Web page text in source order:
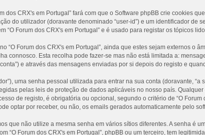
dos CRX's em Portugal” fará com que o Software phpBB crie cookies
do utilizador (doravante denominado “user-id”) e um identificador de
Forum dos CRX's em Portugal” e é usado para registar os tópicos
“O Forum dos CRX's em Portugal”, ainda que estes sejam externos o
connosco. Esta recolha pode fazer-se mas não está limitada a:
e através das mensagens enviadas por si depois do registo e
uma senha pessoal utilizada para entrar na sua conta (doravante,
pelas leis de proteção de dados aplicáveis no nosso país.
de registo, é obrigatória ou opcional, segundo o critério de “O
optar por receber, ou não, os emails gerados automaticamente pelo
que não utilize a mesma senha em vários sítios diferentes. A senha é
“O Forum dos CRX's em Portugal”, phpBB ou um terceiro, tem